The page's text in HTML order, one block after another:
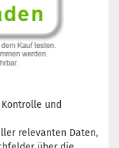
und
relevanten Daten,